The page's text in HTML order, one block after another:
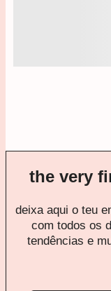
the very
deixa aqui o teu
com todos os
tendências e